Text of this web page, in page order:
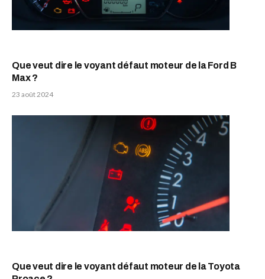
Que veut dire le voyant défaut moteur de la Ford B
Max ?
23 août 2024
Que veut dire le voyant défaut moteur de la Toyota